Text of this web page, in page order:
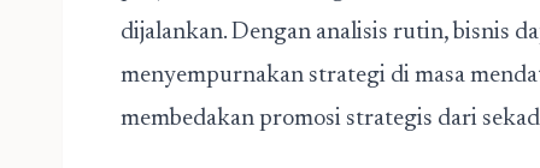
dijalankan. Dengan analisis rutin, bisnis
menyempurnakan strategi di masa
membedakan promosi strategis dari